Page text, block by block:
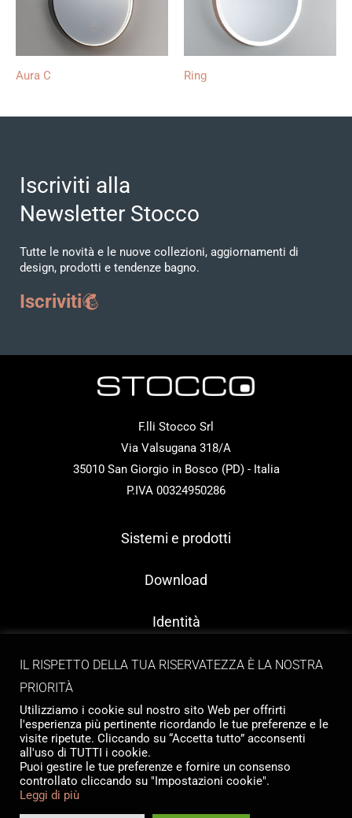
Aura C Ring
Iscriviti alla
Newsletter Stocco
Tutte le novità e le nuove collezioni, aggiornamenti di
design, prodotti e tendenze bagno.
Iscriviti
F.lli Stocco Srl
Via Valsugana 318/A
35010 San Giorgio in Bosco (PD) - Italia
P.IVA 00324950286
Sistemi e prodotti
Download
Identità
Contatti
Copyright © 2026 Tailormade Stocco
IL RISPETTO DELLA TUA RISERVATEZZA È LA NOSTRA
PRIORITÀ
Utilizziamo i cookie sul nostro sito Web per offrirti
l'esperienza più pertinente ricordando le tue preferenze e le
visite ripetute. Cliccando su “Accetta tutto” acconsenti
all'uso di TUTTI i cookie.
Puoi gestire le tue preferenze e fornire un consenso
controllato cliccando su "Impostazioni cookie".
Leggi di più